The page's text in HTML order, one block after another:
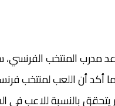
المنتخب الفرنسي،
أن اللعب لمنتخب
بالنسبة للاعب في